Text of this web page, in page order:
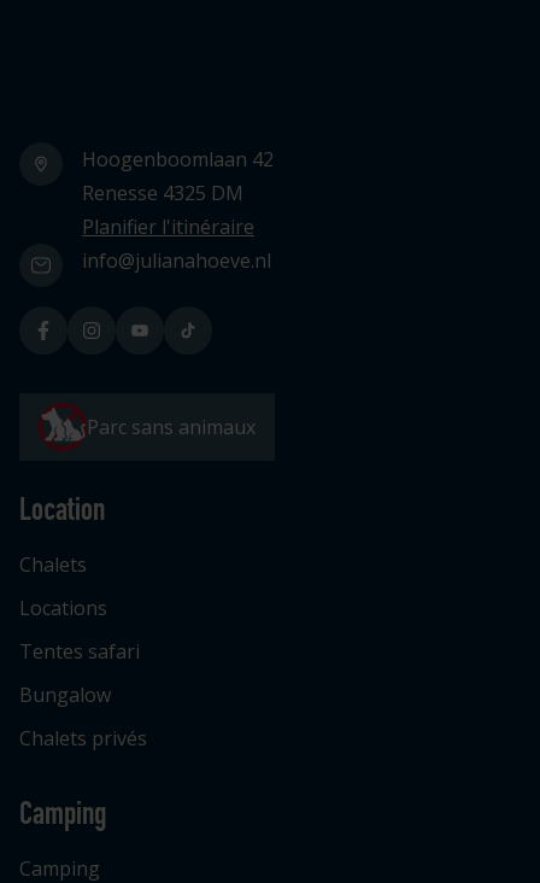
Hoogenboomlaan 42
Renesse 4325 DM
Planifier l'itinéraire
info@julianahoeve.nl
Parc sans animaux
Location
Chalets
Locations
Tentes safari
Bungalow
Chalets privés
Camping
Camping